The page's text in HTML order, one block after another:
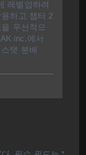
레벨업하려
하고 챕터 2
우선적으
inc.에서
탯 분배